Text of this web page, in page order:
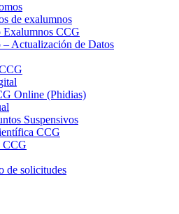
de exalumnos
Exalumnos CCG
– Actualización de Datos
Online (Phidias)
Suspensivos
CCG
CCG
de solicitudes